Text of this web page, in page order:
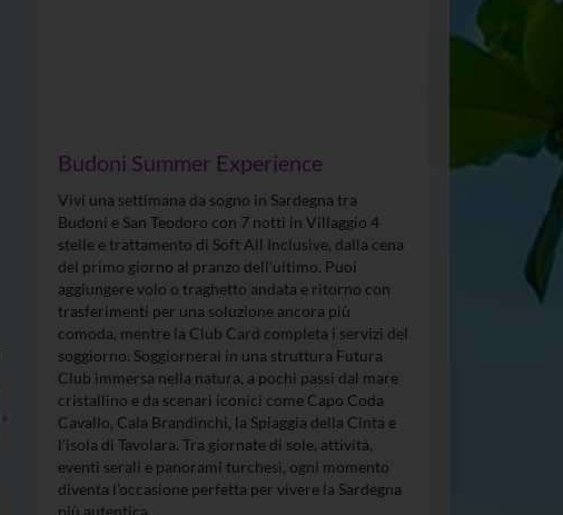
»
Budoni Summer Experience
Vivi una settimana da sogno in Sardegna tra
Budoni e San Teodoro con 7 notti in Villaggio 4
stelle e trattamento di Soft All Inclusive, dalla cena
del primo giorno al pranzo dell’ultimo. Puoi
aggiungere volo o traghetto andata e ritorno con
trasferimenti per una soluzione ancora più
comoda, mentre la Club Card completa i servizi del
soggiorno. Soggiornerai in una struttura Futura
Club immersa nella natura, a pochi passi dal mare
cristallino e da scenari iconici come Capo Coda
Cavallo, Cala Brandinchi, la Spiaggia della Cinta e
l’isola di Tavolara. Tra giornate di sole, attività,
eventi serali e panorami turchesi, ogni momento
diventa l’occasione perfetta per vivere la Sardegna
più autentica.